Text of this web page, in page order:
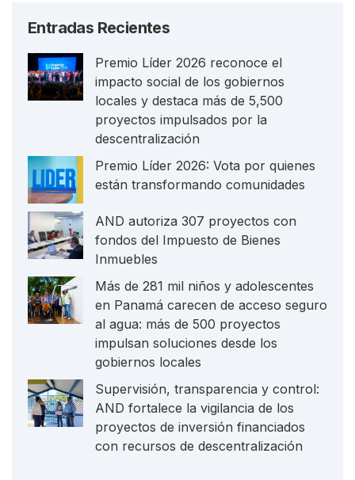
Entradas Recientes
Premio Líder 2026 reconoce el
impacto social de los gobiernos
locales y destaca más de 5,500
proyectos impulsados por la
descentralización
Premio Líder 2026: Vota por quienes
están transformando comunidades
AND autoriza 307 proyectos con
fondos del Impuesto de Bienes
Inmuebles
Más de 281 mil niños y adolescentes
en Panamá carecen de acceso seguro
al agua: más de 500 proyectos
impulsan soluciones desde los
gobiernos locales
Supervisión, transparencia y control:
AND fortalece la vigilancia de los
proyectos de inversión financiados
con recursos de descentralización